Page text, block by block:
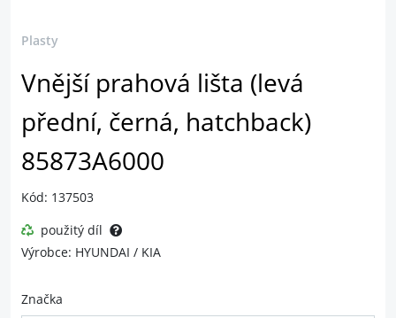
Plasty
Vnější prahová lišta (levá
přední, černá, hatchback)
85873A6000
Kód: 137503
použitý díl
Výrobce: HYUNDAI / KIA
Značka